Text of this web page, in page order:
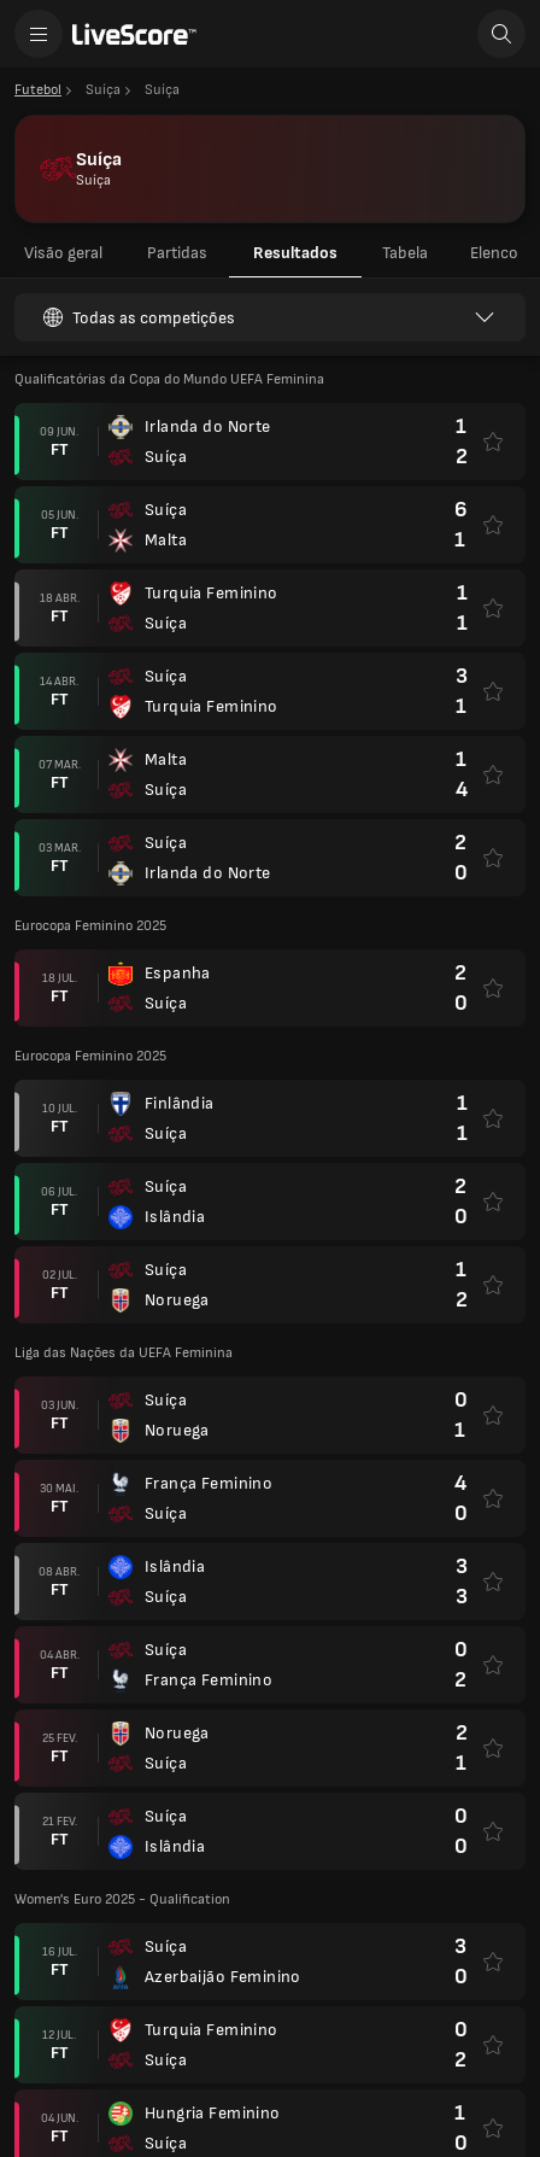
Futebol Suíça Suíça
Suíça
Suíça
Visão geral Partidas Resultados Tabela Elenco
Todas as competições
Qualificatórias da Copa do Mundo UEFA Feminina
09 JUN.
FT
Irlanda do Norte
Suíça
1
2
05 JUN.
FT
Suíça
Malta
6
1
18 ABR.
FT
Turquia Feminino
Suíça
1
1
14 ABR.
FT
Suíça
Turquia Feminino
3
1
07 MAR.
FT
Malta
Suíça
1
4
03 MAR.
FT
Suíça
Irlanda do Norte
2
0
Eurocopa Feminino 2025
18 JUL.
FT
Espanha
Suíça
2
0
Eurocopa Feminino 2025
10 JUL.
FT
Finlândia
Suíça
1
1
06 JUL.
FT
Suíça
Islândia
2
0
02 JUL.
FT
Suíça
Noruega
1
2
Liga das Nações da UEFA Feminina
03 JUN.
FT
Suíça
Noruega
0
1
30 MAI.
FT
França Feminino
Suíça
4
0
08 ABR.
FT
Islândia
Suíça
3
3
04 ABR.
FT
Suíça
França Feminino
0
2
25 FEV.
FT
Noruega
Suíça
2
1
21 FEV.
FT
Suíça
Islândia
0
0
Women's Euro 2025 - Qualification
16 JUL.
FT
Suíça
Azerbaijão Feminino
3
0
12 JUL.
FT
Turquia Feminino
Suíça
0
2
04 JUN.
FT
Hungria Feminino
Suíça
1
0